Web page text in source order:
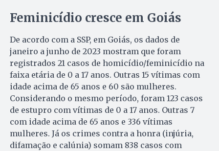
Feminicídio cresce em Goiás
De acordo com a SSP, em Goiás, os dados de
janeiro a junho de 2023 mostram que foram
registrados 21 casos de homicídio/feminicídio na
faixa etária de 0 a 17 anos. Outras 15 vítimas com
idade acima de 65 anos e 60 são mulheres.
Considerando o mesmo período, foram 123 casos
de estupro com vítimas de 0 a 17 anos. Outras 7
com idade acima de 65 anos e 336 vítimas
mulheres. Já os crimes contra a honra (injúria,
difamação e calúnia) somam 838 casos com